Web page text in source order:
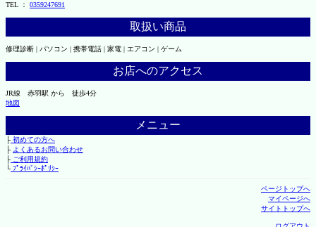
TEL ： 0359247691
取扱い商品
修理診断 | パソコン | 携帯電話 | 家電 | エアコン | ゲーム
お店へのアクセス
JR線 赤羽駅 から 徒歩4分
地図
メニュー
├初めての方へ
├ よくあるお問い合わせ
├ご利用規約
└ﾌﾟﾗｲﾊﾞｼｰﾎﾟﾘｼｰ
ページトップへ
マイページへ
サイトトップへ